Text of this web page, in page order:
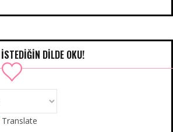
İSTEDIĞIN DILDE OKU!
Translate